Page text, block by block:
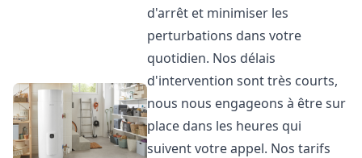
d'arrêt et minimiser les
perturbations dans votre
quotidien. Nos délais
d'intervention sont très courts,
nous nous engageons à être sur
place dans les heures qui
suivent votre appel. Nos tarifs